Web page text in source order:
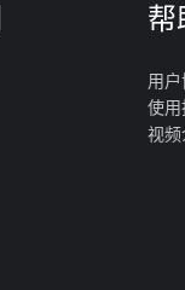
帮
用
使
视频